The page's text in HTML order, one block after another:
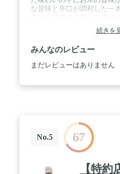
な旨味と辛口が調和した一
続きを
みんなのレビュー
まだレビューはありません
No.5 67
【特約